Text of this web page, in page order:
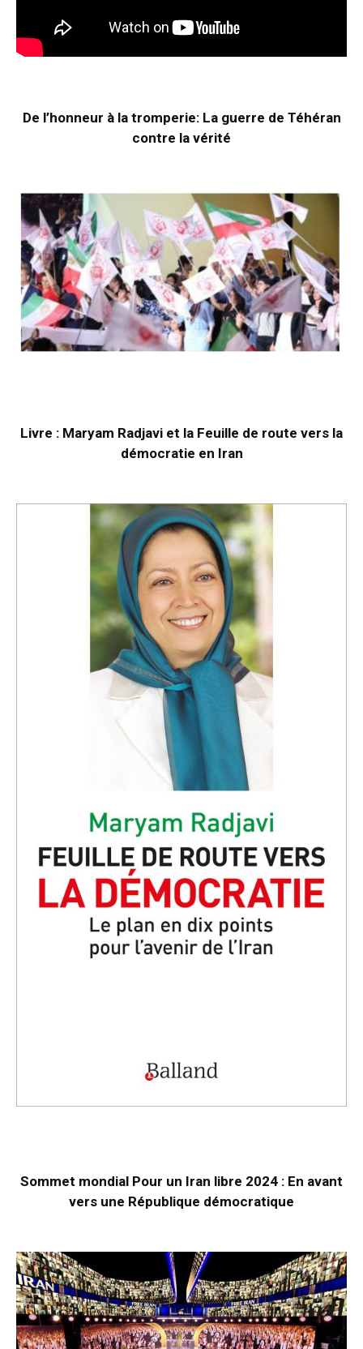
De l’honneur à la tromperie: La guerre de Téhéran
contre la vérité
Livre : Maryam Radjavi et la Feuille de route vers la
démocratie en Iran
Sommet mondial Pour un Iran libre 2024 : En avant
vers une République démocratique